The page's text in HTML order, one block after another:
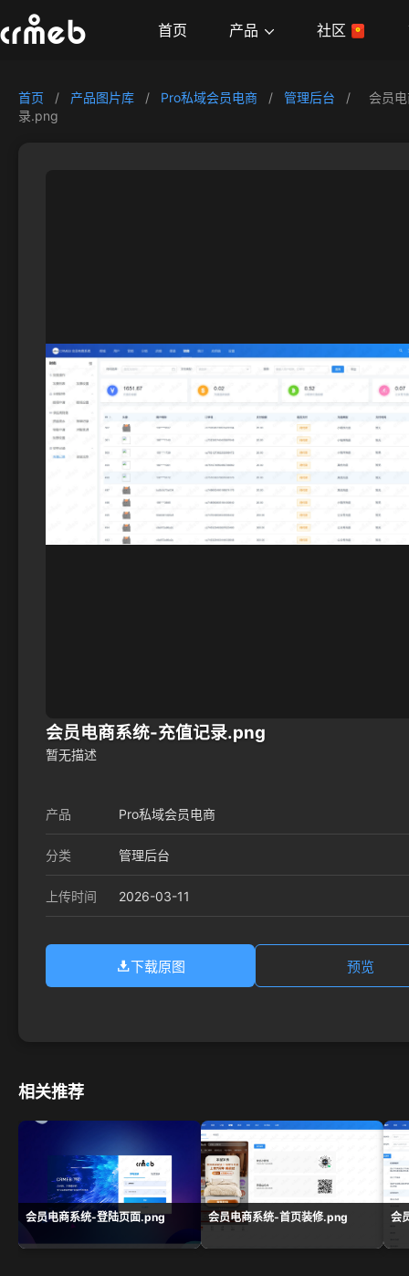
首页 产品 社区
首页 / 产品图片库 / Pro私域会员电商 / 管理后台 /
会员
录.png
会员电商系统-充值记录.png
暂无描述
产品 Pro私域会员电商
分类 管理后台
上传时间 2026-03-11
下载原图 预览
相关推荐
会员电商系统-登陆页面.png 会员电商系统-首页装修.png 会